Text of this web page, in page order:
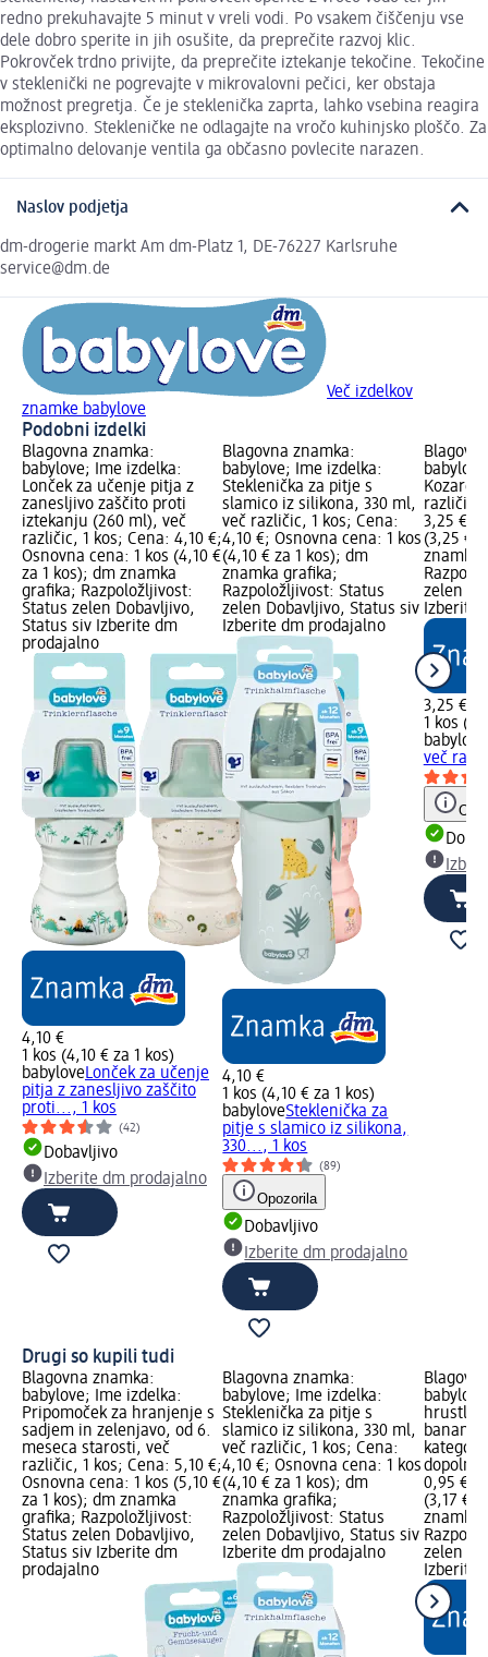
redno prekuhavajte 5 minut v vreli vodi. Po vsakem čiščenju vse
dele dobro sperite in jih osušite, da preprečite razvoj klic.
Pokrovček trdno privijte, da preprečite iztekanje tekočine. Tekočine
v steklenički ne pogrevajte v mikrovalovni pečici, ker obstaja
možnost pregretja. Če je steklenička zaprta, lahko vsebina reagira
eksplozivno. Stekleničke ne odlagajte na vročo kuhinjsko ploščo. Za
optimalno delovanje ventila ga občasno povlecite narazen.
Naslov podjetja
dm-drogerie markt Am dm-Platz 1, DE-76227 Karlsruhe
service@dm.de
Več izdelkov
znamke babylove
Podobni izdelki
Blagovna znamka:
babylove; Ime izdelka:
Lonček za učenje pitja z
zanesljivo zaščito proti
iztekanju (260 ml), več
različic, 1 kos; Cena: 4,10 €;
Osnovna cena: 1 kos (4,10 €
za 1 kos); dm znamka
grafika; Razpoložljivost:
Status zelen Dobavljivo,
Status siv Izberite dm
prodajalno
4,10 €
1 kos (4,10 € za 1 kos)
babyloveLonček za učenje
pitja z zanesljivo zaščito
proti..., 1 kos
(42)
Dobavljivo
Izberite dm prodajalno
Blagovna znamka:
babylove; Ime izdelka:
Steklenička za pitje s
slamico iz silikona, 330 ml,
več različic, 1 kos; Cena:
4,10 €; Osnovna cena: 1 kos
(4,10 € za 1 kos); dm
znamka grafika;
Razpoložljivost: Status
zelen Dobavljivo, Status siv
Izberite dm prodajalno
4,10 €
1 kos (4,10 € za 1 kos)
babyloveSteklenička za
pitje s slamico iz silikona,
330..., 1 kos
(89)
Opozorila
Dobavljivo
Izberite dm prodajalno
Kozarec
različic,
3,25 €;
(3,25 €
znamka
zelen
Izberite
3,25 €
1 kos
babylove
več
Drugi so kupili tudi
Blagovna znamka:
babylove; Ime izdelka:
Pripomoček za hranjenje s
sadjem in zelenjavo, od 6.
meseca starosti, več
različic, 1 kos; Cena: 5,10 €;
Osnovna cena: 1 kos (5,10 €
za 1 kos); dm znamka
grafika; Razpoložljivost:
Status zelen Dobavljivo,
Status siv Izberite dm
prodajalno
Blagovna znamka:
babylove; Ime izdelka:
Steklenička za pitje s
slamico iz silikona, 330 ml,
več različic, 1 kos; Cena:
4,10 €; Osnovna cena: 1 kos
(4,10 € za 1 kos); dm
znamka grafika;
Razpoložljivost: Status
zelen Dobavljivo, Status siv
Izberite dm prodajalno
banano,
0,95 €;
(3,17 €
znamka
zelen
Izberite